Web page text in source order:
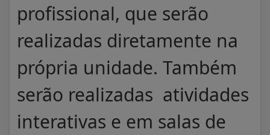
profissional, que serão
realizadas diretamente na
própria unidade. Também
serão realizadas atividades
interativas e em salas de